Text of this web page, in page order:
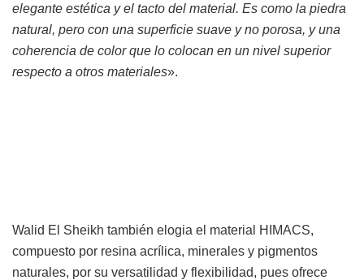
elegante estética y el tacto del material. Es como la piedra
natural, pero con una superficie suave y no porosa, y una
coherencia de color que lo colocan en un nivel superior
respecto a otros materiales».
Walid El Sheikh también elogia el material HIMACS,
compuesto por resina acrílica, minerales y pigmentos
naturales, por su versatilidad y flexibilidad, pues ofrece